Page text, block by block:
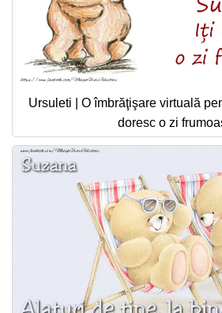
Ursuleti | O îmbrăţişare virtuală
doresc o zi